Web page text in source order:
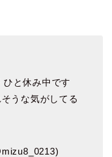
と休み中です
うな気がしてる